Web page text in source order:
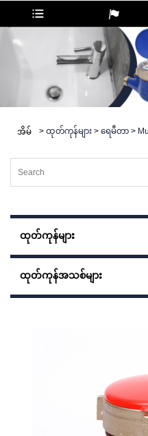
အိမ် > ထုတ်ကုန်များ > ရေမီတာ >
ထုတ်ကုန်များ
ထုတ်ကုန်အသစ်များ